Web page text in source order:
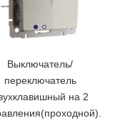
Выключатель/
переключатель
на 2